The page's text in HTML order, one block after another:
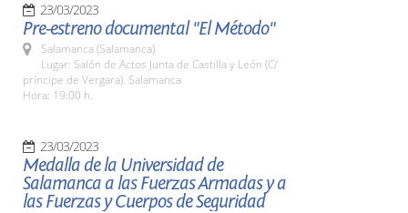
23/03/2023
Pre-estreno documental "El Método"
Salamanca (Salamanca)
Lugar: Salón de Actos Junta de Castilla y León (C/
príncipe de Vergara). Salamanca
Hora: 19:00 h.
23/03/2023
Medalla de la Universidad de
Salamanca a las Fuerzas Armadas y a
las Fuerzas y Cuerpos de Seguridad